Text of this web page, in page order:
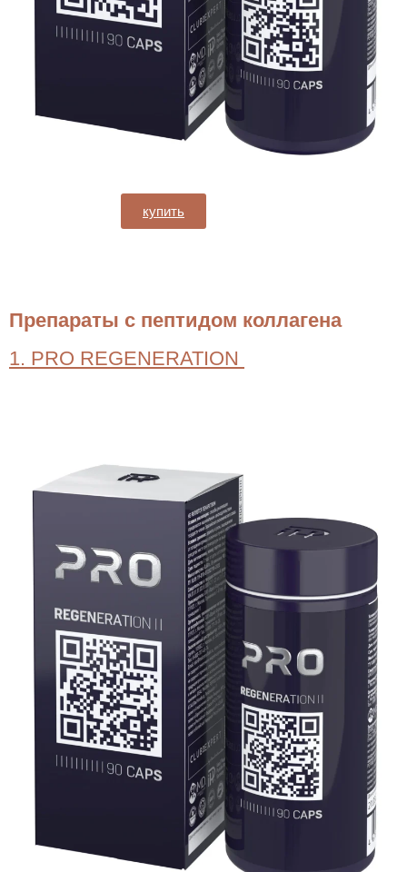
купить
Препараты с пептидом коллагена
1. PRO REGENERATION